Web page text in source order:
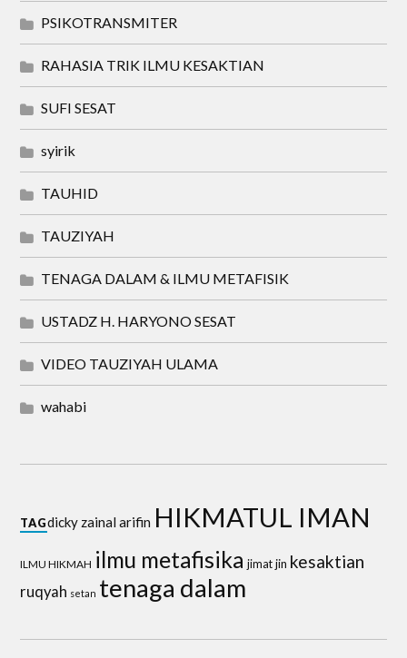
PSIKOTRANSMITER
RAHASIA TRIK ILMU KESAKTIAN
SUFI SESAT
syirik
TAUHID
TAUZIYAH
TENAGA DALAM & ILMU METAFISIK
USTADZ H. HARYONO SESAT
VIDEO TAUZIYAH ULAMA
wahabi
TAGdicky zainal arifin HIKMATUL IMAN
ILMU HIKMAH ilmu metafisika jimat jin kesaktian
ruqyah setan tenaga dalam